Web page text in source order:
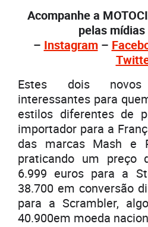
Acompanhe a
pelas
– Instagram–
Estes dois
interessantes para
estilos diferentes de
importador para a
das marcas Mash e
praticando um preço
6.999 euros para a
38.700 em conversão
para a Scrambler,
40.900em moeda